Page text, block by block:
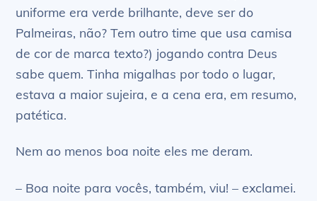
uniforme era verde brilhante, deve ser do
Palmeiras, não? Tem outro time que usa camisa
de cor de marca texto?) jogando contra Deus
sabe quem. Tinha migalhas por todo o lugar,
estava a maior sujeira, e a cena era, em resumo,
patética.
Nem ao menos boa noite eles me deram.
– Boa noite para vocês, também, viu! – exclamei.